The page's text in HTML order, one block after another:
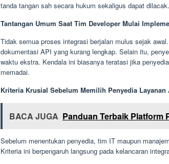
tanda tangan sah secara hukum sekaligus dapat dilacak.
Tantangan Umum Saat Tim Developer Mulai
Tidak semua proses integrasi berjalan mulus sejak
dokumentasi API yang kurang lengkap. Selain itu,
waktu ekstra. Kendala ini biasanya teratasi jika
memadai.
Kriteria Krusial Sebelum Memilih Penyedia Layanan
BACA JUGA Panduan Terbaik Platform
Sebelum menentukan penyedia, tim IT maupun
Kriteria ini berpengaruh langsung pada kelancaran